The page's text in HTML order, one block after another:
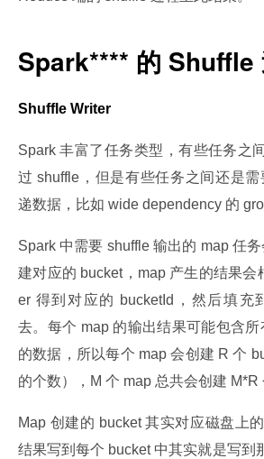
Spark**** 的 Shuffle
Shuffle Writer
Spark 丰富了任务类型，有些任务之
过 shuffle，但是有些任务之间还是
递数据，比如 wide dependency 的
Spark 中需要 shuffle 输出的 map 任
建对应的 bucket，map 产生的结果会
er 得到对应的 bucketId，然后填充
去。每个 map 的输出结果可能包含
的数据，所以每个 map 会创建 R 个
的个数），M 个 map 总共会创建 M*R
Map 创建的 bucket 其实对应磁盘上
结果写到每个 bucket 中其实就是写到